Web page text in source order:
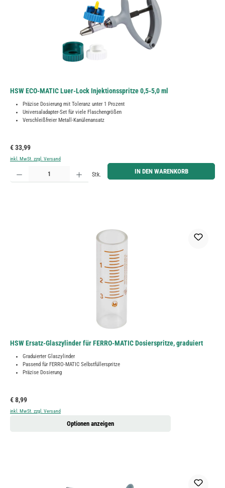
HSW ECO-MATIC Luer-Lock Injektionsspritze 0,5-5,0 ml
Präzise Dosierung mit Toleranz unter 1 Prozent
Universaladapter-Set für viele Flaschengrößen
Verschleißfreier Metall-Kanülenansatz
Regulärer Preis:
€ 33,99
inkl. MwSt. zzgl. Versand
Produkt Anzahl: Gib den gewünschten Wert ein oder benutze die Schaltflächen um die Anzahl zu
Stk. IN DEN WARENKORB
HSW Ersatz-Glaszylinder für FERRO-MATIC Dosierspritze, graduiert
Graduierter Glaszylinder
Passend für FERRO-MATIC Selbstfüllerspritze
Präzise Dosierung
Regulärer Preis:
€ 8,99
inkl. MwSt. zzgl. Versand
Optionen anzeigen